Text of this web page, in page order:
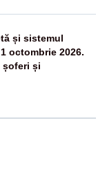
și sistemul
octombrie 2026.
șoferi și